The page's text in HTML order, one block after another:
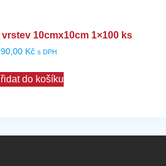
10cmx10cm 1×100 ks
90,00 Kč s DPH
do košíku